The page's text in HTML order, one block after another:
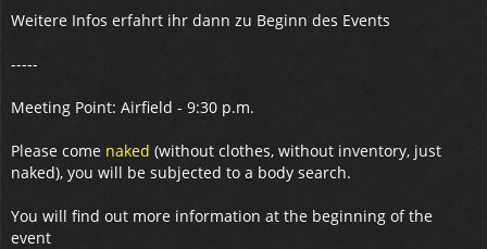
Weitere Infos erfahrt ihr dann zu Beginn des Events
-----
Meeting Point: Airfield - 9:30 p.m.
Please come naked (without clothes, without inventory, just
naked), you will be subjected to a body search.
You will find out more information at the beginning of the
event